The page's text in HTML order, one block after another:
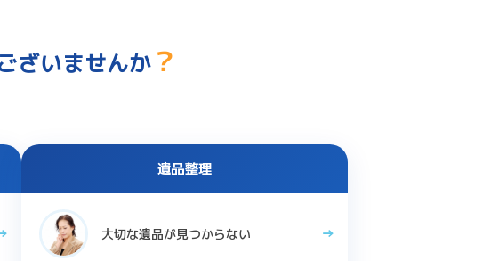
ざいませんか ？
遺品整理
大切な遺品が見つからない